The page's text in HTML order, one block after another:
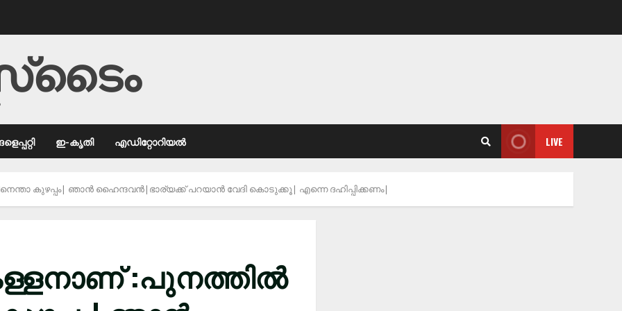
ഇ-കൃതി എഡിറ്റോറിയൽ LIVE
കുഴപ്പം| ഞാൻ ഹൈന്ദവൻ|ഭാര്യക്ക്‌ പറയാൻ വേദി കൊടുക്കൂ| എന്നെ ദഹിപ്പിക്കണം|
:പുനത്തിൽ